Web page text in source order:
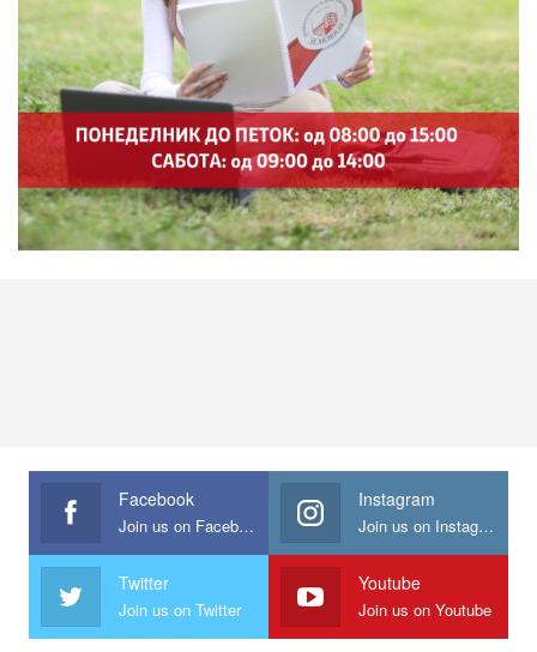
Facebook
Join us on Facebook
Instagram
Join us on Instagram
Twitter
Join us on Twitter
Youtube
Join us on Youtube